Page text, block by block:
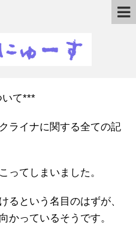
いて***
ライナに関する全ての記
ってしまいました。
るという名目のはずが、
かっているそうです。